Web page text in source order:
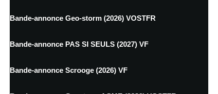
Bande-annonce Geo-storm (2026) VOSTFR
Bande-annonce PAS SI SEULS (2027) VF
Bande-annonce Scrooge (2026) VF